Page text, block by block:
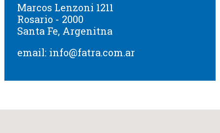
Marcos Lenzoni 1211
Rosario - 2000
Santa Fe, Argenitna
email: info@fatra.com.ar